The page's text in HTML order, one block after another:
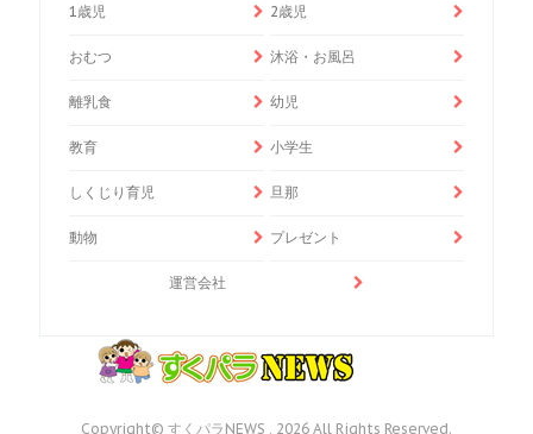
1歳児 2歳児
おむつ 沐浴・お風呂
離乳食 幼児
教育 小学生
しくじり育児 旦那
動物 プレゼント
運営会社
Copyright© すくパラNEWS , 2026 All Rights Reserved.